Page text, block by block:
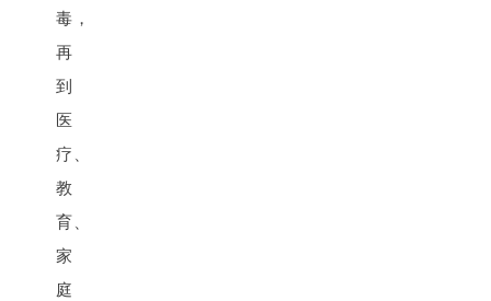
毒，
再
到
医
疗、
教
育、
家
庭